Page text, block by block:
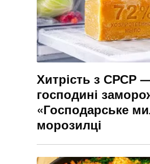
Хитрість з СРСР
господині
«Господарське
морозилці